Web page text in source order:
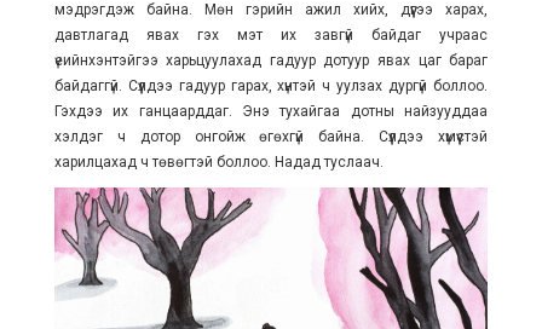
мэдрэгдэж байна. Мөн гэрийн ажил хийх, дүүгээ харах,
давтлагад явах гэх мэт их завгүй байдаг учраас
үеийнхэнтэйгээ харьцуулахад гадуур дотуур явах цаг бараг
байдаггүй. Сүүлдээ гадуур гарах, хүнтэй ч уулзах дургүй боллоо.
Гэхдээ их ганцаарддаг. Энэ тухайгаа дотны найзууддаа
хэлдэг ч дотор онгойж өгөхгүй байна. Сүүлдээ хүмүүстэй
харилцахад ч төвөгтэй боллоо. Надад туслаач.